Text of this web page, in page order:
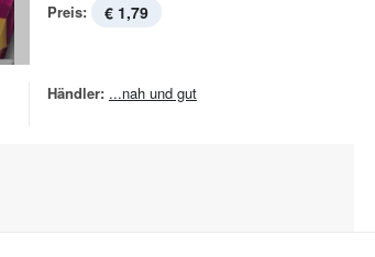
Preis: € 1,79
Händler: ...nah und gut